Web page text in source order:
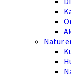
Natur